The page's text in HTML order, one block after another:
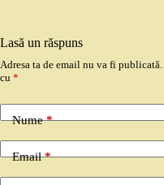
Lasă un răspuns
Adresa ta de email nu va fi publicată.
cu *
Nume*
Email*